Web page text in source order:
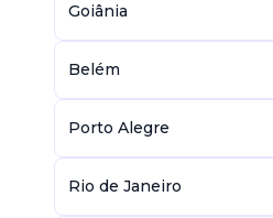
Goiânia
Belém
Porto Alegre
Rio de Janeiro